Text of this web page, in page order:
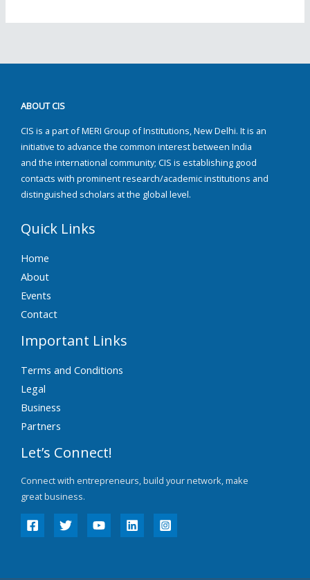
ABOUT CIS
CIS is a part of MERI Group of Institutions, New Delhi. It is an
initiative to advance the common interest between India
and the international community; CIS is establishing good
contacts with prominent research/academic institutions and
distinguished scholars at the global level.
Quick Links
Home
About
Events
Contact
Important Links
Terms and Conditions
Legal
Business
Partners
Let’s Connect!
Connect with entrepreneurs, build your network, make
great business.